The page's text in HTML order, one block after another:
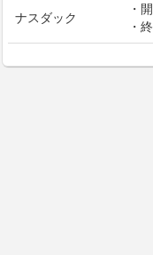
ナスダック
・
・